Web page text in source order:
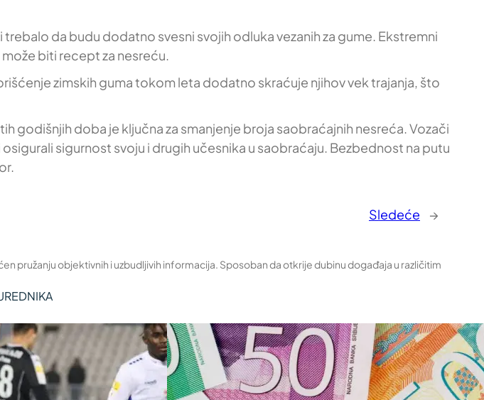
da budu dodatno svesni svojih odluka vezanih za gume. Ekstremni
biti recept za nesreću.
zimskih guma tokom leta dodatno skraćuje njihov vek trajanja, što
godišnjih doba je ključna za smanjenje broja saobraćajnih nesreća. Vozači
sigurnost svoju i drugih učesnika u saobraćaju. Bezbednost na putu
Sledeće →
pružanju objektivnih i uzbudljivih informacija. Sposoban da otkrije dubinu događaja u različitim